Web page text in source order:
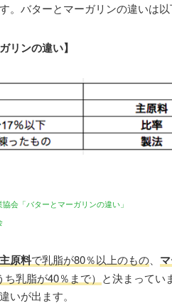
。バターとマーガリンの違いは以
リンの違い】
協会「バターとマーガリンの違い 」
原料で乳脂が80％以上のもの
乳脂が40％まで） と決まってい
いが出ます。